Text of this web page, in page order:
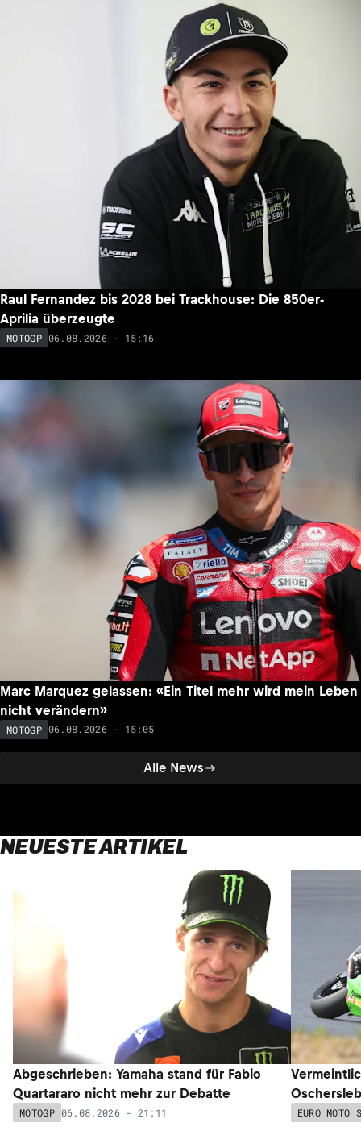
Alle News
Raul Fernandez bis 2028 bei Trackhouse: Die 850er-
Aprilia überzeugte
MOTOGP 06.08.2026 - 15:16
Marc Marquez gelassen: «Ein Titel mehr wird mein Leben
nicht verändern»
MOTOGP 06.08.2026 - 15:05
NEUESTE ARTIKEL
Abgeschrieben: Yamaha stand für Fabio
Quartararo nicht mehr zur Debatte
MOTOGP 06.08.2026 - 21:11 EURO MOTO